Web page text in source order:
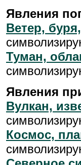
Явления
Ветер,
Туман,
Явления
Вулкан,
Космос,